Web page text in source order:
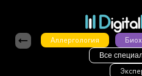
Аллергология
Все